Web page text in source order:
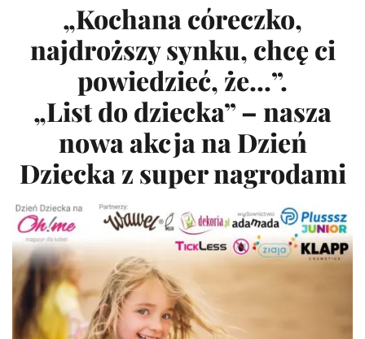
„Kochana córeczko,
najdroższy synku, chcę ci
powiedzieć, że…”.
„List do dziecka” – nasza
nowa akcja na Dzień
Dziecka z super nagrodami